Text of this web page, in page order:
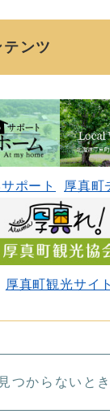
ンツ
ポート 厚真町
厚真町観光サイト
見つからないと